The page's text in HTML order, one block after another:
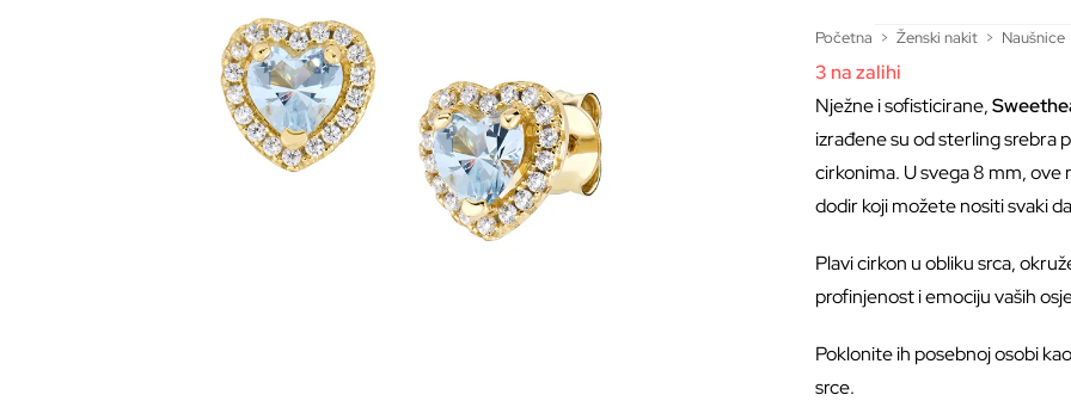
Početna > Ženski nakit > Naušnice
3 na zalihi
Nježne i sofisticirane,
izrađene su od sterling srebra
cirkonima. U svega 8 mm,
dodir koji možete nositi svaki
Plavi cirkon u obliku srca,
profinjenost i emociju vaših
Poklonite ih posebnoj osobi
srce.